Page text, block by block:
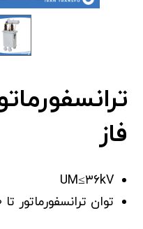
فاز
UM≤۳۶kV
توان ترانسفورماتور تا ۱۶۰ کیلو ولت آمپر